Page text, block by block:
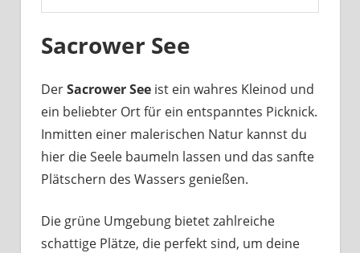
Sacrower See
DerSacrower See ist ein wahres Kleinod und
ein beliebter Ort für ein entspanntes Picknick.
Inmitten einer malerischen Natur kannst du
hier die Seele baumeln lassen und das sanfte
Plätschern des Wassers genießen.
Die grüne Umgebung bietet zahlreiche
schattige Plätze, die perfekt sind, um deine